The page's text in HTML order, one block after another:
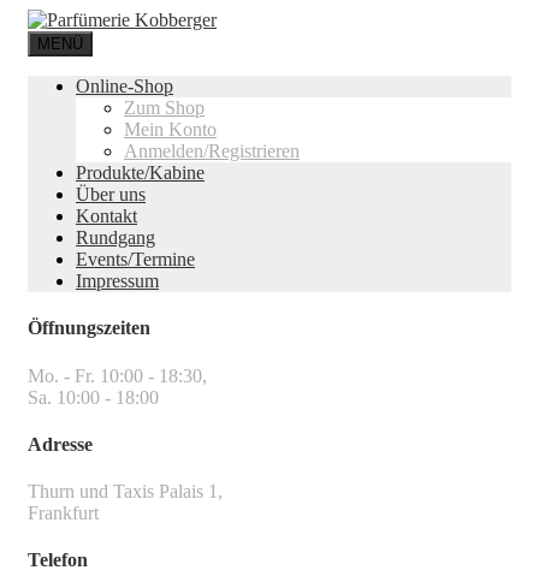
MENÜ
Online-Shop
Zum Shop
Mein Konto
Anmelden/Registrieren
Produkte/Kabine
Über uns
Kontakt
Rundgang
Events/Termine
Impressum
Öffnungszeiten
Mo. - Fr. 10:00 - 18:30,
Sa. 10:00 - 18:00
Adresse
Thurn und Taxis Palais 1,
Frankfurt
Telefon